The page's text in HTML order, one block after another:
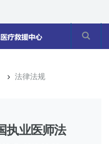
法律法规
执业医师法